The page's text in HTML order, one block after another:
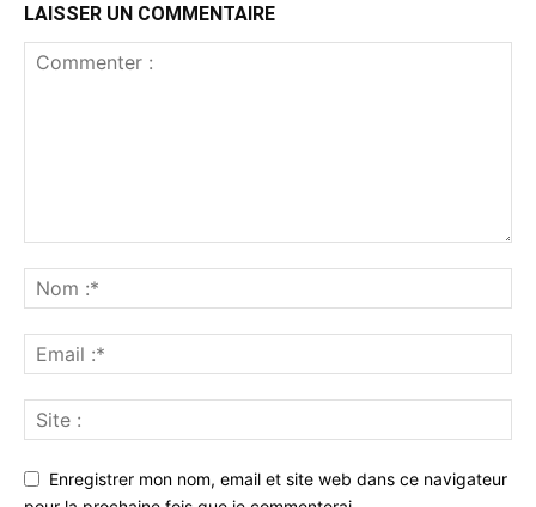
LAISSER UN COMMENTAIRE
Enregistrer mon nom, email et site web dans ce navigateur